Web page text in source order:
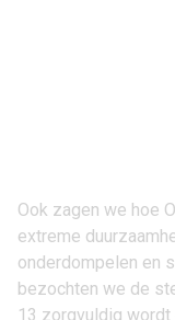
Ook zagen we hoe
extreme
onderdompelen en
bezochten we de
13 zorgvuldig